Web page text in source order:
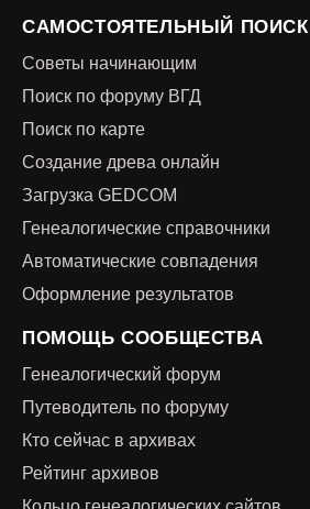
САМОСТОЯТЕЛЬНЫЙ ПОИСК
Советы начинающим
Поиск по форуму ВГД
Поиск по карте
Создание древа онлайн
Загрузка GEDCOM
Генеалогические справочники
Автоматические совпадения
Оформление результатов
ПОМОЩЬ СООБЩЕСТВА
Генеалогический форум
Путеводитель по форуму
Кто сейчас в архивах
Рейтинг архивов